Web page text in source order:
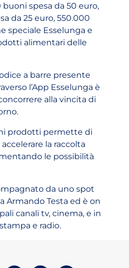
spesa da 50 euro,
da 25 euro, 550.000
speciale Esselunga e
alimentari delle
a barre presente
l’App Esselunga è
alla vincita di
prodotti permette di
la raccolta
le possibilità
da uno spot
Armando Testa ed è on
canali tv, cinema, e in
e radio.